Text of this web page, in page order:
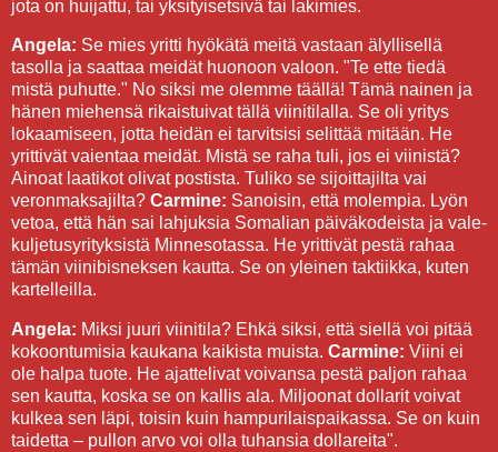
jota on huijattu, tai yksityisetsivä tai lakimies.
Angela: Se mies yritti hyökätä meitä vastaan älyllisellä
tasolla ja saattaa meidät huonoon valoon. "Te ette tiedä
mistä puhutte." No siksi me olemme täällä! Tämä nainen ja
hänen miehensä rikaistuivat tällä viinitilalla. Se oli yritys
lokaamiseen, jotta heidän ei tarvitsisi selittää mitään. He
yrittivät vaientaa meidät. Mistä se raha tuli, jos ei viinistä?
Ainoat laatikot olivat postista. Tuliko se sijoittajilta vai
veronmaksajilta? Carmine: Sanoisin, että molempia. Lyön
vetoa, että hän sai lahjuksia Somalian päiväkodeista ja vale-
kuljetusyrityksistä Minnesotassa. He yrittivät pestä rahaa
tämän viinibisneksen kautta. Se on yleinen taktiikka, kuten
kartelleilla.
Angela: Miksi juuri viinitila? Ehkä siksi, että siellä voi pitää
kokoontumisia kaukana kaikista muista. Carmine: Viini ei
ole halpa tuote. He ajattelivat voivansa pestä paljon rahaa
sen kautta, koska se on kallis ala. Miljoonat dollarit voivat
kulkea sen läpi, toisin kuin hampurilaispaikassa. Se on kuin
taidetta – pullon arvo voi olla tuhansia dollareita".